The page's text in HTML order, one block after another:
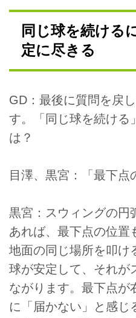
同じ球を続ける
定に尽きる
GD：最後に質問を戻
す。「同じ球を続ける
は？
目澤、黒宮：「最下点
黒宮：スウィングの円
あれば、最下点の位置
地面の同じ場所を叩け
球が安定して、それが
ながります。最下点が
に「届かない」と感じ